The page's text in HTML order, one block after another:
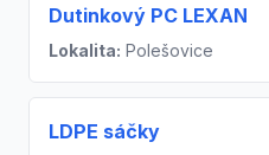
Dutinkový PC LEXAN
Lokalita: Polešovice
LDPE sáčky